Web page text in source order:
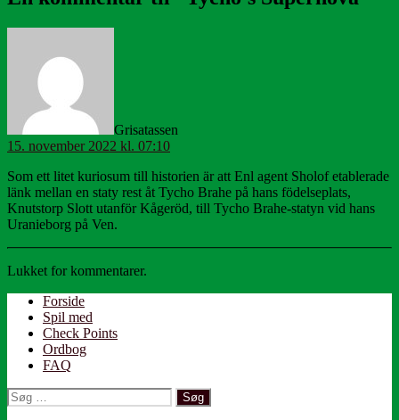
Grisatassen
15. november 2022 kl. 07:10
Som ett litet kuriosum till historien är att Enl agent Sholof etablerade
länk mellan en staty rest åt Tycho Brahe på hans födelseplats,
Knutstorp Slott utanför Kågeröd, till Tycho Brahe-statyn vid hans
Uranieborg på Ven.
Lukket for kommentarer.
Forside
Spil med
Check Points
Ordbog
FAQ
Søg
efter: